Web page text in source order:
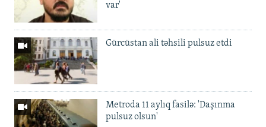
var'
Gürcüstan ali təhsili pulsuz etdi
Metroda 11 aylıq fasilə: 'Daşınma
pulsuz olsun'